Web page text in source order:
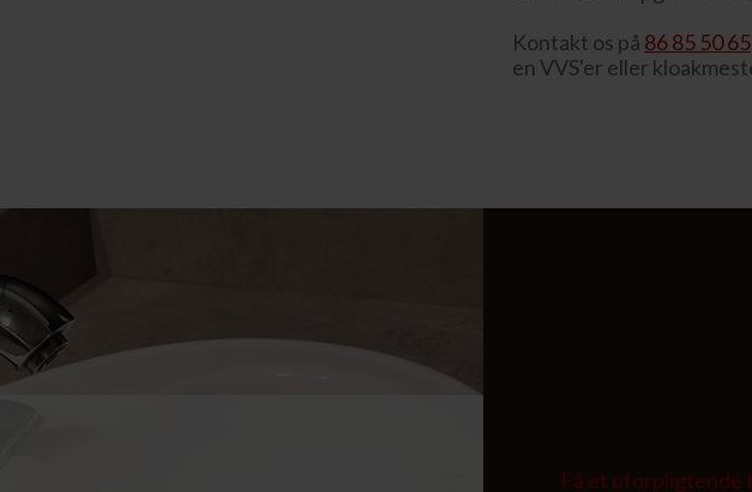
Kontakt os på 86 85 50 65
en VVS'er eller
Få et uforpligtende